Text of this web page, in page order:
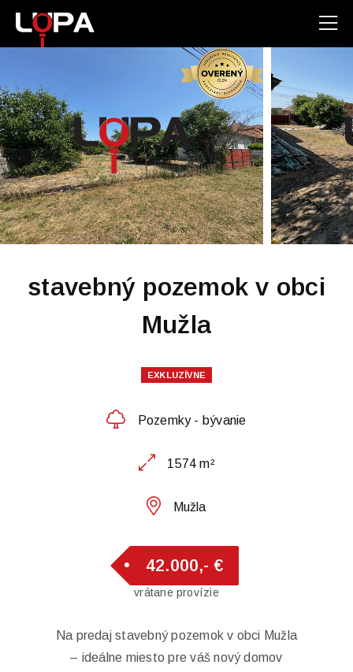
stavebný pozemok v obci
Mužla
EXKLUZÍVNE
Pozemky - bývanie
1574 m²
Mužla
42.000,- €
vrátane provízie
Na predaj stavebný pozemok v obci Mužla
– ideálne miesto pre váš nový domov